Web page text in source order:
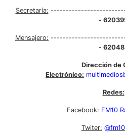
Secretaría:
-
Mensajero:
-
Dirección de
Electrónico:
Redes:
Facebook: FM10
Twiter: